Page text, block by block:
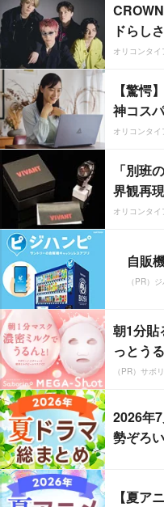
ドらし
オリコンタイ
【驚愕
神コス
オリコンタイ
「別班
界観再現
オリコンタイ
自販
（PR）
朝1分貼
っとう
（PR）サボ
2026年
勢ぞろ
【夏ア